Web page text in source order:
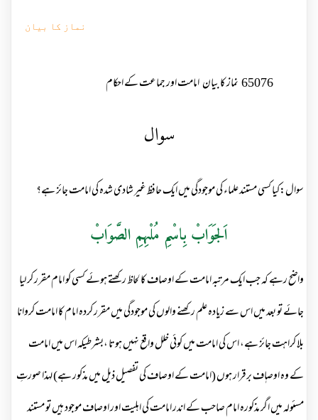
نماز کا بیان
65076نماز کا بیانامامت اور جماعت کے احکام
سوال
سوال:کیا کسی مستند علماء کی موجودگی میں ایک حافظ غیر شادی شدہ کی امامت جائز ہے؟
اَلجَوَابْ بِاسْمِ مُلْہِمِ الصَّوَابْ
واضح رہے کہ جب ایک مرتبہ امامت کے اوصاف کا لحاظ رکھتے ہوئے کسی کو امام مقرر کر لیا
جائے تو بعد میں اس سے زیادہ علم رکھنے والوں کی موجودگی میں مقرر کردہ امام کا امامت کروانا
بلا کراہت جائز ہے، اس کی امامت میں کوئی خلل واقع نہیں ہوتا ،بشرطیکہ اس میں امامت
کے وہ اوصاٖف برقرار ہوں (امامت کے اوصاف کی تفصیل ذیل میں مذکور ہے) لہذا صورتِ
مسئولہ میں اگر مذکورہ امام صاحب کے اندر امامت کی اہلیت اور اوصاف موجود ہیں تو مستند